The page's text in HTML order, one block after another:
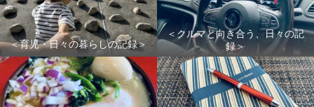
＜育児・日々の暮らしの記録＞
＜クルマと向き合う、日々の記
録＞